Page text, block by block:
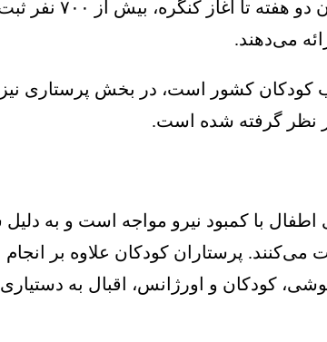
می‌دهند.
در نظر گرفته شده است.
با کمبود نیرو مواجه است و به دلیل
پرستاران کودکان علاوه بر انجام
کودکان و اورژانس، اقبال به